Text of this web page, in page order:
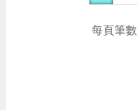
每頁筆數